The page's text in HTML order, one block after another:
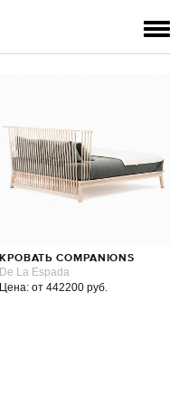
КРОВАТЬ COMPANIONS
De La Espada
Цена: от 442200 руб.